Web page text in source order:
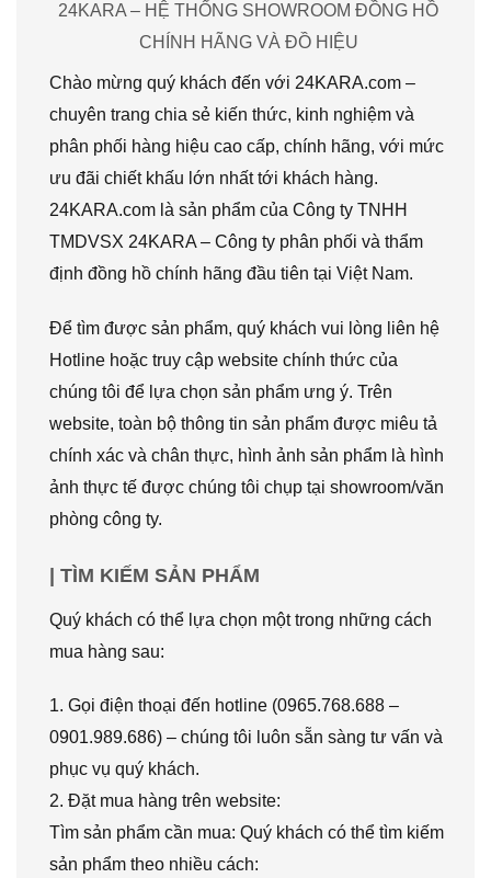
24KARA – HỆ THỐNG SHOWROOM ĐỒNG HỒ
CHÍNH HÃNG VÀ ĐỒ HIỆU
Chào mừng quý khách đến với 24KARA.com –
chuyên trang chia sẻ kiến thức, kinh nghiệm và
phân phối hàng hiệu cao cấp, chính hãng, với mức
ưu đãi chiết khấu lớn nhất tới khách hàng.
24KARA.com là sản phẩm của Công ty TNHH
TMDVSX 24KARA – Công ty phân phối và thẩm
định đồng hồ chính hãng đầu tiên tại Việt Nam.
Để tìm được sản phẩm, quý khách vui lòng liên hệ
Hotline hoặc truy cập website chính thức của
chúng tôi để lựa chọn sản phẩm ưng ý. Trên
website, toàn bộ thông tin sản phẩm được miêu tả
chính xác và chân thực, hình ảnh sản phẩm là hình
ảnh thực tế được chúng tôi chụp tại showroom/văn
phòng công ty.
| TÌM KIẾM SẢN PHẨM
Quý khách có thể lựa chọn một trong những cách
mua hàng sau:
1. Gọi điện thoại đến hotline (0965.768.688 –
0901.989.686) – chúng tôi luôn sẵn sàng tư vấn và
phục vụ quý khách.
2. Đặt mua hàng trên website:
Tìm sản phẩm cần mua: Quý khách có thể tìm kiếm
sản phẩm theo nhiều cách: